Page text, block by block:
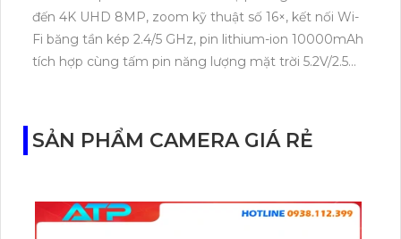
đến 4K UHD 8MP, zoom kỹ thuật số 16×, kết nối Wi-
Fi băng tần kép 2.4/5 GHz, pin lithium-ion 10000mAh
tích hợp cùng tấm pin năng lượng mặt trời 5.2V/2.5W.
SẢN PHẨM CAMERA GIÁ RẺ